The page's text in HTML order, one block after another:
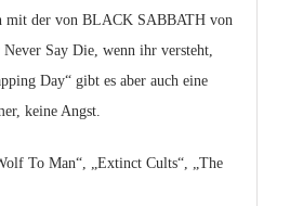
mit der von BLACK SABBATH von
Never Say Die, wenn ihr versteht,
Day“ gibt es aber auch eine
keine Angst.
To Man“, „Extinct Cults“, „The